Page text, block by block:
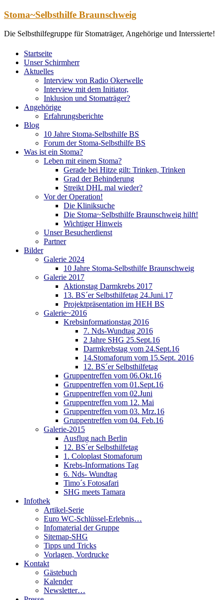
Zum
springen
Stoma~Selbsthilfe Braunschweig
Die Selbsthilfegruppe für Stomaträger, Angehörige und Interssierte!
Startseite
Unser Schirmherr
Aktuelles
Interview von Radio Okerwelle
Interview mit dem Initiator,
Inklusion und Stomaträger?
Angehörige
Erfahrungsberichte
Blog
10 Jahre Stoma-Selbsthilfe BS
Forum der Stoma-Selbsthilfe BS
Was ist ein Stoma?
Leben mit einem Stoma?
Gerade bei Hitze gilt: Trinken, Trinken
Grad der Behinderung
Streikt DHL mal wieder?
Vor der Operation!
Die Kliniksuche
Die Stoma~Selbsthilfe Braunschweig hilft!
Wichtiger Hinweis
Unser Besucherdienst
Partner
Bilder
Galerie 2024
10 Jahre Stoma-Selbsthilfe Braunschweig
Galerie 2017
Aktionstag Darmkrebs 2017
13. BS´er Selbsthilfetag 24.Juni.17
Projektpräsentation im HEH BS
Galerie~2016
Krebsinformationstag 2016
7. Nds-Wundtag 2016
2 Jahre SHG 25.Sept.16
Darmkrebstag vom 24.Sept.16
14.Stomaforum vom 15.Sept. 2016
12. BS´er Selbsthilfetag
Gruppentreffen vom 06.Okt.16
Gruppentreffen vom 01.Sept.16
Gruppentreffen vom 02.Juni
Gruppentreffen vom 12. Mai
Gruppentreffen vom 03. Mrz.16
Gruppentreffen vom 04. Feb.16
Galerie-2015
Ausflug nach Berlin
12. BS´er Selbsthilfetag
1. Coloplast Stomaforum
Krebs-Informations Tag
6. Nds- Wundtag
Timo´s Fotosafari
SHG meets Tamara
Infothek
Artikel-Serie
Euro WC-Schlüssel-Erlebnis…
Infomaterial der Gruppe
Sitemap-SHG
Tipps und Tricks
Vorlagen, Vordrucke
Kontakt
Gästebuch
Kalender
Newsletter…